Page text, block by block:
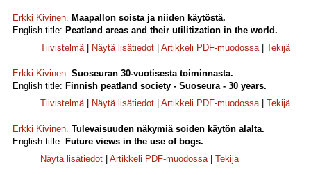
Erkki Kivinen. Maapallon soista ja niiden käytöstä.
English title: Peatland areas and their utilitization in the world.
Tiivistelmä| Näytä lisätiedot Artikkeli PDF-muodossa| Tekijä
Erkki Kivinen. Suoseuran 30-vuotisesta toiminnasta.
English title: Finnish peatland society - Suoseura - 30 years.
Tiivistelmä| Näytä lisätiedot Artikkeli PDF-muodossa| Tekijä
Erkki Kivinen. Tulevaisuuden näkymiä soiden käytön alalta.
English title: Future views in the use of bogs.
Näytä lisätiedot
Artikkeli PDF-muodossa| Tekijä